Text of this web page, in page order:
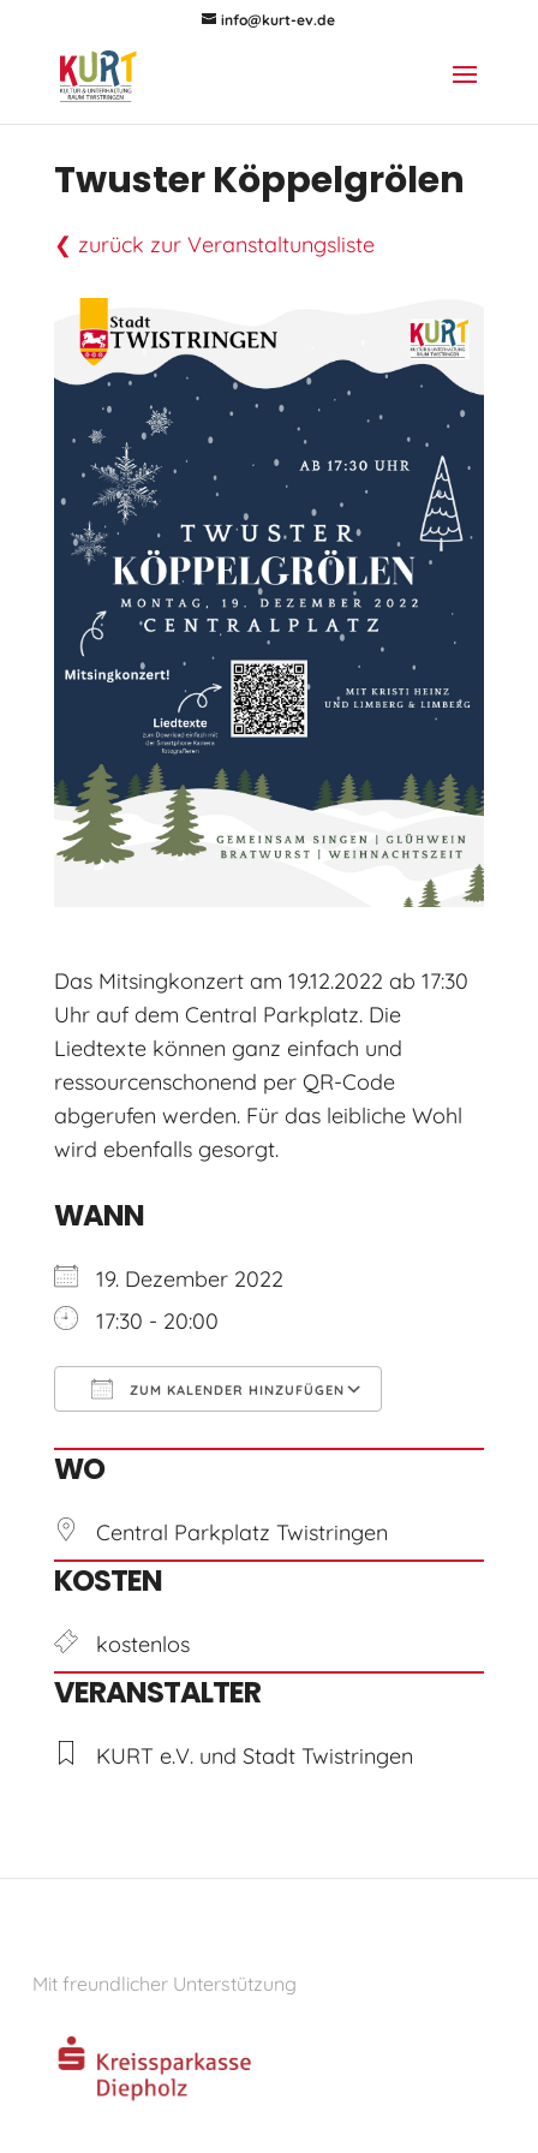
info@kurt-ev.de
Twuster Köppelgrölen
❮ zurück zur Veranstaltungsliste
Das Mitsingkonzert am 19.12.2022 ab 17:30
Uhr auf dem Central Parkplatz. Die
Liedtexte können ganz einfach und
ressourcenschonend per QR-Code
abgerufen werden. Für das leibliche Wohl
wird ebenfalls gesorgt.
WANN
19. Dezember 2022
17:30 - 20:00
ZUM KALENDER HINZUFÜGEN
WO
Central Parkplatz Twistringen
KOSTEN
kostenlos
VERANSTALTER
KURT e.V. und Stadt Twistringen
Mit freundlicher Unterstützung